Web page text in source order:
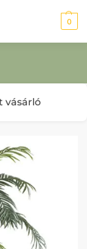
0
vásárló